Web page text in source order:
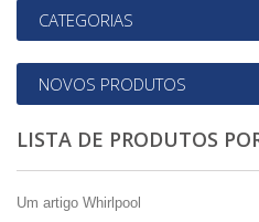
CATEGORIAS
NOVOS PRODUTOS
LISTA DE PRODUTOS
Um artigo Whirlpool